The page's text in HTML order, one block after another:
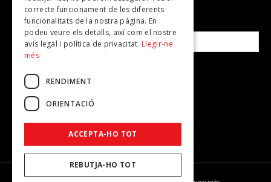
Correu electrònic*
Accepto lapolítica de privacitat
correcte funcionament de les diferents
funcionalitats de la nostra pàgina. En
podeu veure els detalls, així com el nostre
avís legal i política de privacitat. Llegir-ne
més
RENDIMENT
ORIENTACIÓ
ACCEPTA-HO TOT
REBUTJA-HO TOT